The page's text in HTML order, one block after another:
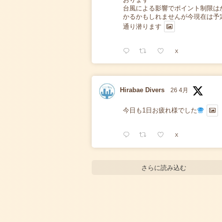
台風による影響でポイント制限は
かるかもしれませんが今現在は予
通り潜ります
X
Hirabae Divers 26 4月
今日も1日お疲れ様でした
X
さらに読み込む